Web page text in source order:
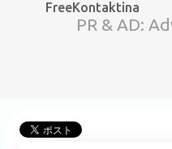
スキップしてメ
FreeKontaktina
PR & AD: